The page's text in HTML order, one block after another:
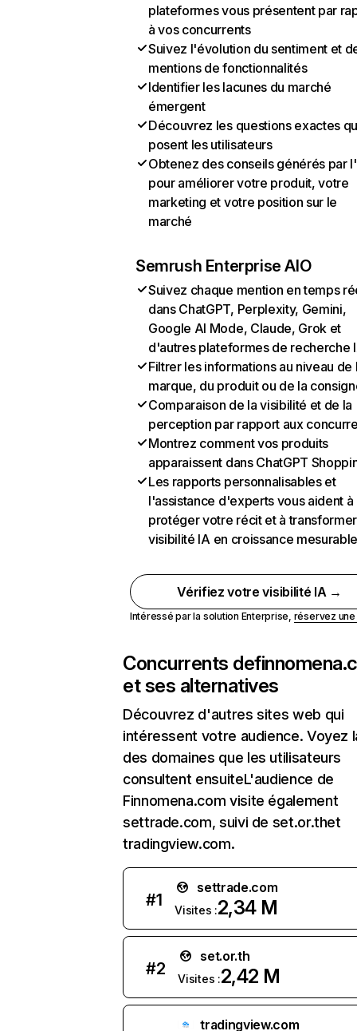
plateformes vous présentent par
à vos concurrents
Suivez l'évolution du sentiment et
mentions de fonctionnalités
Identifier les lacunes du marché
émergent
Découvrez les questions exactes
posent les utilisateurs
Obtenez des conseils générés par
pour améliorer votre produit, votre
marketing et votre position sur le
marché
Semrush Enterprise AIO
Suivez chaque mention en temps
dans ChatGPT, Perplexity, Gemini,
Google AI Mode, Claude, Grok et
d'autres plateformes de recherche
Filtrer les informations au niveau de
marque, du produit ou de la
Comparaison de la visibilité et de la
perception par rapport aux
Montrez comment vos produits
apparaissent dans ChatGPT
Les rapports personnalisables et
l'assistance d'experts vous aident à
protéger votre récit et à
visibilité IA en croissance
Vérifiez votre visibilité IA →
Intéressé par la solution Enterprise, réservez
Concurrents de
et ses alternatives
Découvrez d'autres sites web qui
intéressent votre audience. Voyez
des domaines que les utilisateurs
consultent ensuiteL'audience de
Finnomena.com visite également
settrade.com, suivi de set.or.thet
tradingview.com.
#1
settrade.com
Visites :2,34 M
#2
set.or.th
Visites :2,42 M
tradingview.com